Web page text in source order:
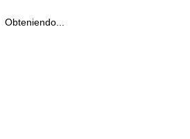
Obteniendo...